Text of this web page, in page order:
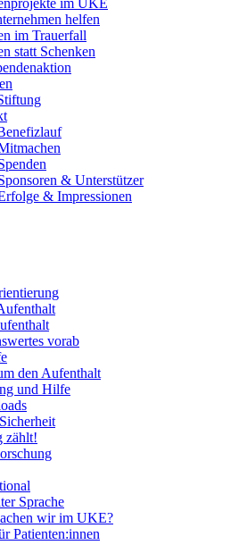
im UKE
helfen
im Trauerfall
statt Schenken
& Unterstützer
& Impressionen
vorab
den Aufenthalt
und Hilfe
zählt!
Sprache
wir im UKE?
Patienten:innen